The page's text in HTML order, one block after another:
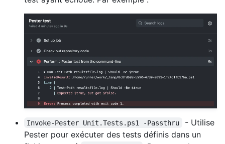
Invoke-Pester Unit.Tests.ps1 -Passthru
- Utilise
Pester pour exécuter des tests définis dans un